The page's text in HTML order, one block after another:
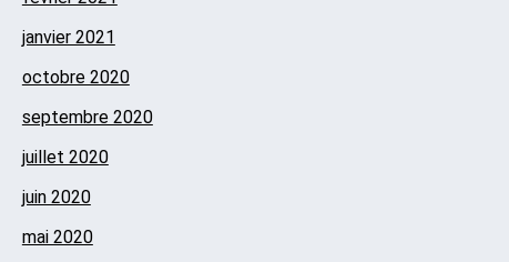
janvier 2021
octobre 2020
septembre 2020
juillet 2020
juin 2020
mai 2020